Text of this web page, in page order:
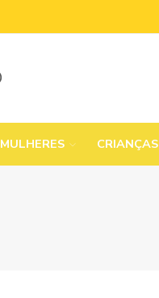
MULHERES CRIANÇAS